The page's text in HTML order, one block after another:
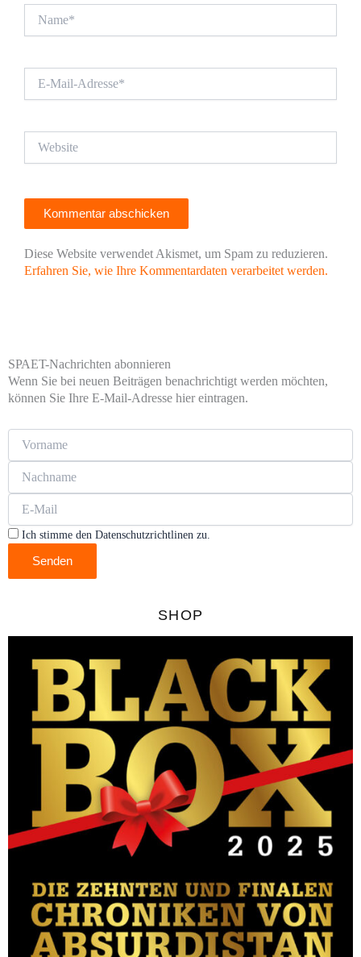
Mail-
Diese Website verwendet Akismet, um Spam zu reduzieren.
Erfahren Sie, wie Ihre Kommentardaten verarbeitet werden.
SPAET-Nachrichten abonnieren
Wenn Sie bei neuen Beiträgen benachrichtigt werden möchten,
können Sie Ihre E-Mail-Adresse hier eintragen.
Ich stimme den Datenschutzrichtlinen zu.
Senden
SHOP